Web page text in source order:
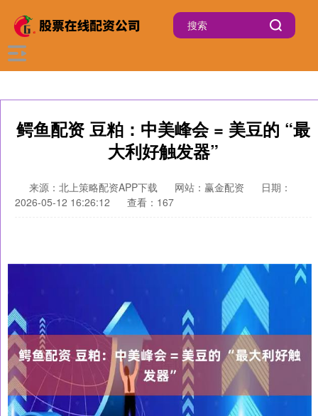
鳄鱼配资 豆粕：中美峰会 = 美豆的 “最
大利好触发器”
来源：北上策略配资APP下载 网站：赢金配资
日期：
2026-05-12 16:26:12
查看：167